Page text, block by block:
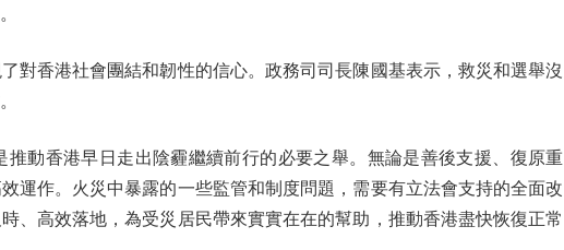
香港社會團結和韌性的信心。政務司司長陳國基表示，救災和選舉沒
香港早日走出陰霾繼續前行的必要之舉。無論是善後支援、復原重
運作。火災中暴露的一些監管和制度問題，需要有立法會支持的全面改
、高效落地，為受災居民帶來實實在在的幫助，推動香港盡快恢復正常